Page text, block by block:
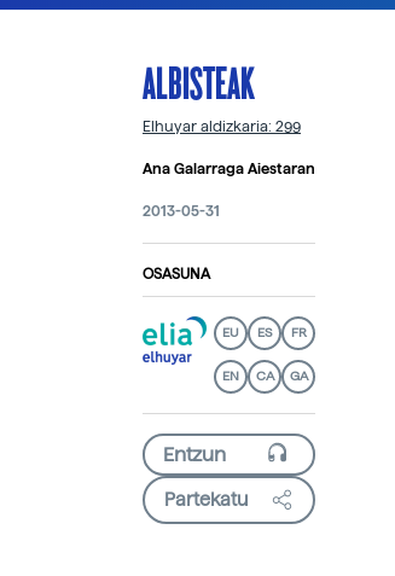
ALBISTEAK
Elhuyar aldizkaria: 299
Ana Galarraga Aiestaran
2013-05-31
OSASUNA
EU ES FR
EN CA GA
Partekatu